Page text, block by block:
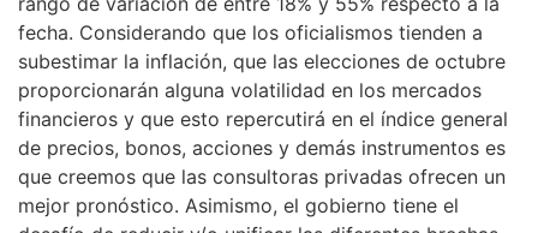
fecha. Considerando que los oficialismos tienden a
subestimar la inflación, que las elecciones de octubre
proporcionarán alguna volatilidad en los mercados
financieros y que esto repercutirá en el índice general
de precios, bonos, acciones y demás instrumentos es
que creemos que las consultoras privadas ofrecen un
mejor pronóstico. Asimismo, el gobierno tiene el